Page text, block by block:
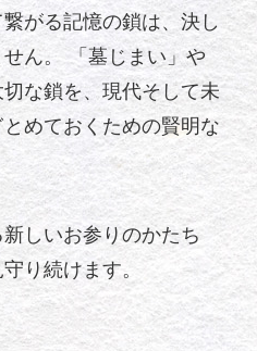
がる記憶の鎖は、決し
ん。 「墓じまい」や
切な鎖を、現代そして未
めておくための賢明な
しいお参りのかたち
り続けます。